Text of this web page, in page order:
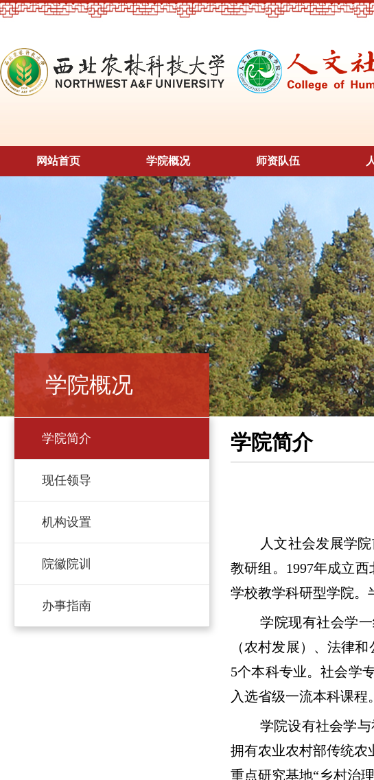
网站首页 学院概况 师资队伍
学院概况
学院简介
现任领导
机构设置
院徽院训
办事指南
学院简介
人文社会发展学
教研组。1997年成立
学校教学科研型学院。
学院现有社会学
（农村发展）、法律
5个本科专业。社会学
入选省级一流本科课程。
学院设有社会学
拥有农业农村部传统农
重点研究基地“乡村治